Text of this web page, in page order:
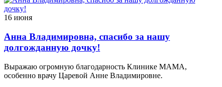
16 июня
Анна Владимировна, спасибо за нашу
долгожданную дочку!
Выражаю огромную благодарность Клинике МАМА,
особенно врачу Царевой Анне Владимировне.